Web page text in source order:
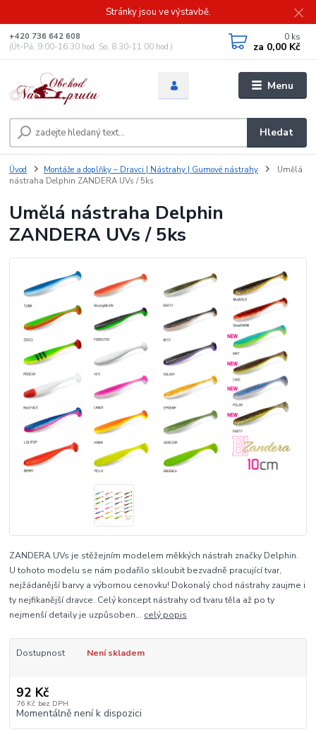
Stránky jsou ve výstavbě.
Menu
Hledat
+420 736 642 608
(Út-Pá, 9:00-16.30 hod. So, 8.30-11:00 hod.)
0 ks
za 0,00 Kč
Úvod Montáže a doplňky – Dravci | Nástrahy | Gumové nástrahy
Umělá
nástraha Delphin ZANDERA UVs / 5ks
Umělá nástraha Delphin
ZANDERA UVs / 5ks
ZANDERA UVs je stěžejním modelem měkkých nástrah značky Delphin.
U tohoto modelu se nám podařilo skloubit bezvadně pracující tvar,
nejžádanější barvy a výbornou cenovku! Dokonalý chod nástrahy zaujme i
ty nejfikanější dravce. Celý koncept nástrahy od tvaru těla až po ty
nejmenší detaily je uzpůsoben... celý popis
Dostupnost Není skladem
92 Kč
76 Kč bez DPH
Momentálně není k dispozici